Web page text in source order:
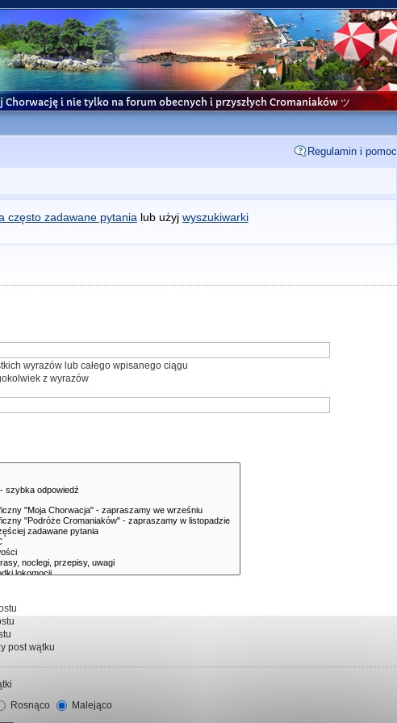
i nie tylko na forum obecnych i przyszłych Cromaniaków ツ
Regulamin i pomoc
często zadawane pytania lub użyj wyszukiwarki
wyrazów lub całego wpisanego ciągu
z wyrazów
post wątku
Rosnąco
Malejąco